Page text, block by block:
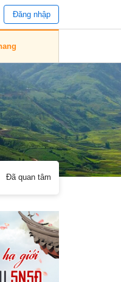
Đăng nhập
Đã quan tâm